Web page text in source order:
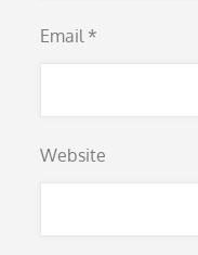
Email *
Website